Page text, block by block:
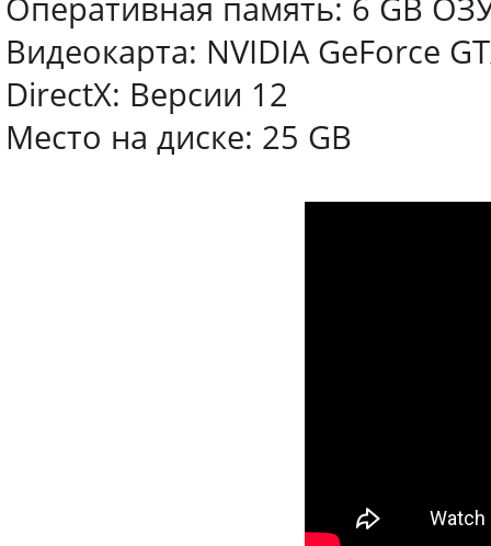
Оперативная память: 6 GB
Видеокарта: NVIDIA GeForce
DirectX: Версии 12
Место на диске: 25 GB